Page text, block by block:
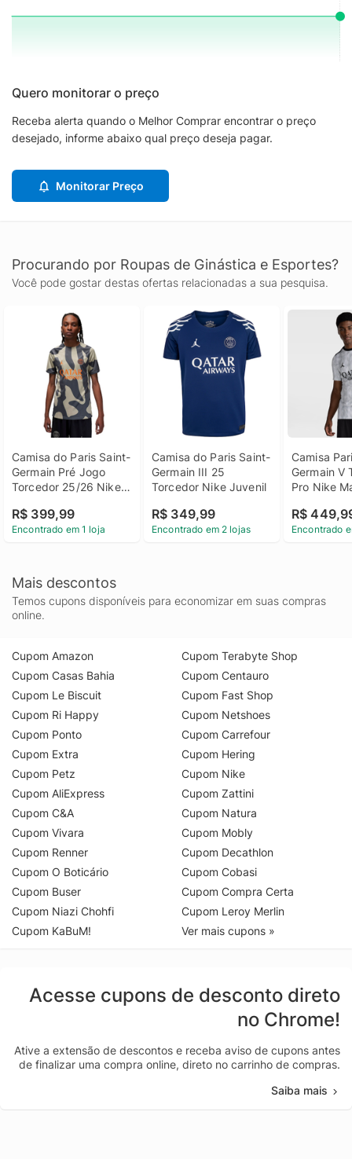
Quero monitorar o preço
Receba alerta quando o Melhor Comprar encontrar o preço
desejado, informe abaixo qual preço deseja pagar.
Monitorar Preço
Procurando por Roupas de Ginástica e Esportes?
Você pode gostar destas ofertas relacionadas a sua pesquisa.
Camisa do Paris Saint-
Germain Pré Jogo
Torcedor 25/26 Nike
R$ 399,99
Encontrado em 1 loja
Camisa do Paris Saint-
Germain III 25
Torcedor Nike Juvenil
R$ 349,99
Encontrado em 2 lojas
Camisa
Germain V
Pro Nike
R$
Encontrado
Mais descontos
Temos cupons disponíveis para economizar em suas compras
online.
Cupom Amazon
Cupom Casas Bahia
Cupom Le Biscuit
Cupom Ri Happy
Cupom Ponto
Cupom Extra
Cupom Petz
Cupom AliExpress
Cupom C&A
Cupom Vivara
Cupom Renner
Cupom O Boticário
Cupom Buser
Cupom Niazi Chohfi
Cupom KaBuM!
Cupom Terabyte Shop
Cupom Centauro
Cupom Fast Shop
Cupom Netshoes
Cupom Carrefour
Cupom Hering
Cupom Nike
Cupom Zattini
Cupom Natura
Cupom Mobly
Cupom Decathlon
Cupom Cobasi
Cupom Compra Certa
Cupom Leroy Merlin
Ver mais cupons »
Acesse cupons de desconto direto
no Chrome!
Ative a extensão de descontos e receba aviso de cupons antes
de finalizar uma compra online, direto no carrinho de compras.
Saiba mais